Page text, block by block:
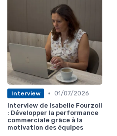
Interview • 01/07/2026
Interview de Isabelle Fourzoli
: Développer la performance
commerciale grâce à la
motivation des équipes